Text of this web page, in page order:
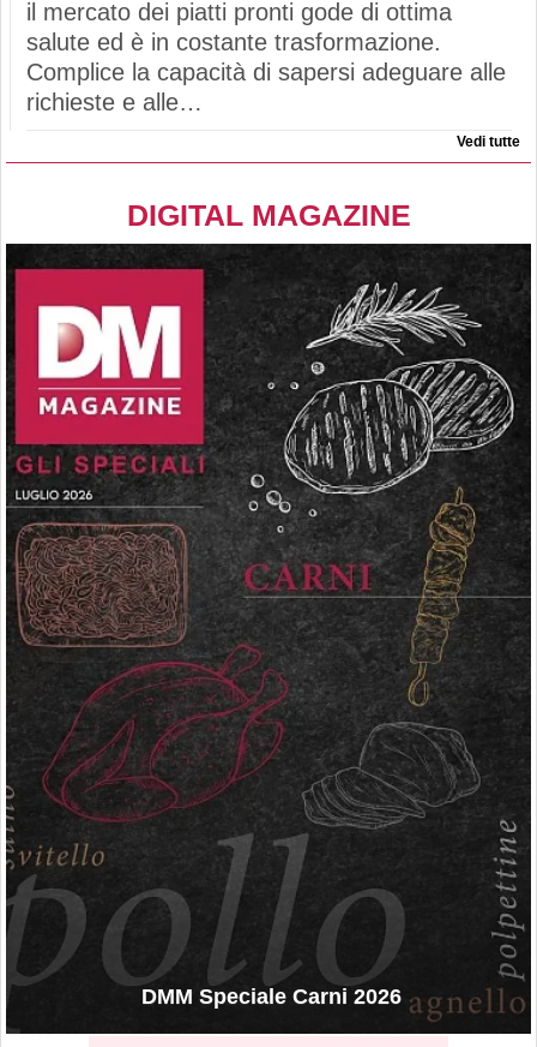
il mercato dei piatti pronti gode di ottima
salute ed è in costante trasformazione.
Complice la capacità di sapersi adeguare alle
richieste e alle…
Vedi tutte
DIGITAL MAGAZINE
DMM Speciale Carni 2026